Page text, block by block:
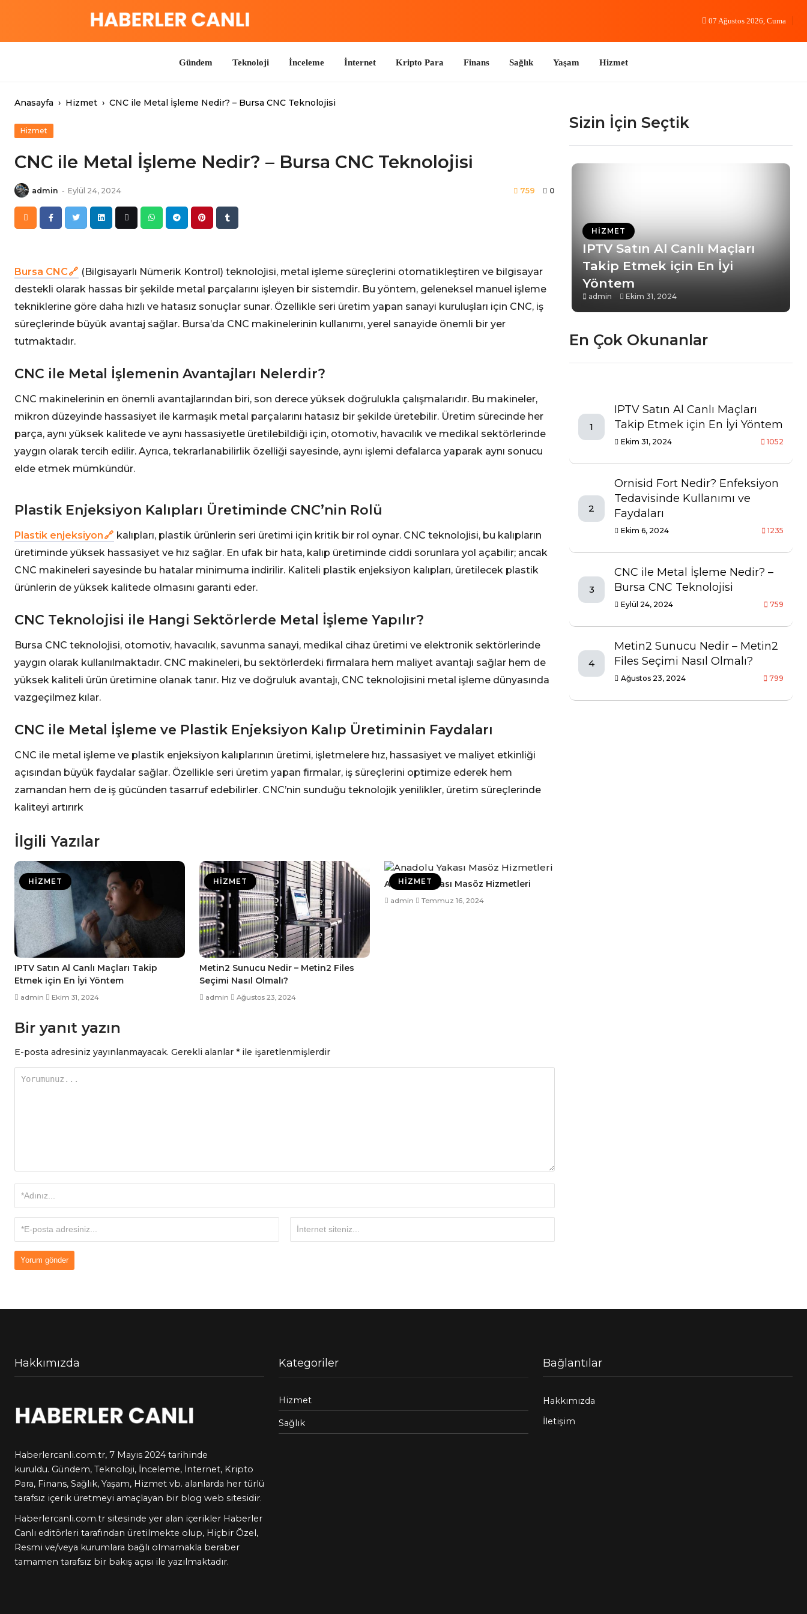
07 Ağustos 2026, Cuma
İnceleme
Anasayfa › Hizmet › CNC ile Metal İşleme Nedir? – Bursa CNC Teknolojisi
Hizmet
CNC ile Metal İşleme Nedir? – Bursa CNC Teknolojisi
admin - Eylül 24, 2024 759 0
Bursa CNC
(Bilgisayarlı Nümerik Kontrol) teknolojisi, metal işleme süreçlerini otomatikleştiren ve bilgisayar
destekli olarak hassas bir şekilde metal parçalarını işleyen bir sistemdir. Bu yöntem, geleneksel manuel işleme
tekniklerine göre daha hızlı ve hatasız sonuçlar sunar. Özellikle seri üretim yapan sanayi kuruluşları için CNC, iş
süreçlerinde büyük avantaj sağlar. Bursa’da CNC makinelerinin kullanımı, yerel sanayide önemli bir yer
tutmaktadır.
CNC ile Metal İşlemenin Avantajları Nelerdir?
CNC makinelerinin en önemli avantajlarından biri, son derece yüksek doğrulukla çalışmalarıdır. Bu makineler,
mikron düzeyinde hassasiyet ile karmaşık metal parçalarını hatasız bir şekilde üretebilir. Üretim sürecinde her
parça, aynı yüksek kalitede ve aynı hassasiyetle üretilebildiği için, otomotiv, havacılık ve medikal sektörlerinde
yaygın olarak tercih edilir. Ayrıca, tekrarlanabilirlik özelliği sayesinde, aynı işlemi defalarca yaparak aynı sonucu
elde etmek mümkündür.
Plastik Enjeksiyon Kalıpları Üretiminde CNC’nin Rolü
Plastik enjeksiyon
kalıpları, plastik ürünlerin seri üretimi için kritik bir rol oynar. CNC teknolojisi, bu kalıpların
üretiminde yüksek hassasiyet ve hız sağlar. En ufak bir hata, kalıp üretiminde ciddi sorunlara yol açabilir; ancak
CNC makineleri sayesinde bu hatalar minimuma indirilir. Kaliteli plastik enjeksiyon kalıpları, üretilecek plastik
ürünlerin de yüksek kalitede olmasını garanti eder.
CNC Teknolojisi ile Hangi Sektörlerde Metal İşleme Yapılır?
Bursa CNC teknolojisi, otomotiv, havacılık, savunma sanayi, medikal cihaz üretimi ve elektronik sektörlerinde
yaygın olarak kullanılmaktadır. CNC makineleri, bu sektörlerdeki firmalara hem maliyet avantajı sağlar hem de
yüksek kaliteli ürün üretimine olanak tanır. Hız ve doğruluk avantajı, CNC teknolojisini metal işleme dünyasında
vazgeçilmez kılar.
CNC ile Metal İşleme ve Plastik Enjeksiyon Kalıp Üretiminin Faydaları
CNC ile metal işleme ve plastik enjeksiyon kalıplarının üretimi, işletmelere hız, hassasiyet ve maliyet etkinliği
açısından büyük faydalar sağlar. Özellikle seri üretim yapan firmalar, iş süreçlerini optimize ederek hem
zamandan hem de iş gücünden tasarruf edebilirler. CNC’nin sunduğu teknolojik yenilikler, üretim süreçlerinde
kaliteyi artırırk
İlgili Yazılar
HIZMET
IPTV Satın Al Canlı Maçları Takip
Etmek için En İyi Yöntem
admin Ekim 31, 2024
HIZMET
Metin2 Sunucu Nedir – Metin2 Files
Seçimi Nasıl Olmalı?
admin Ağustos 23, 2024
HIZMET
Anadolu Yakası Masöz Hizmetleri
admin Temmuz 16, 2024
Bir yanıt yazın
E-posta adresiniz yayınlanmayacak. Gerekli alanlar * ile işaretlenmişlerdir
Sizin İçin Seçtik
HIZMET
IPTV Satın Al Canlı Maçları
Takip Etmek için En İyi
Yöntem
admin Ekim 31, 2024
En Çok Okunanlar
1
IPTV Satın Al Canlı Maçları
Takip Etmek için En İyi Yöntem
Ekim 31, 2024 1052
2
Ornisid Fort Nedir? Enfeksiyon
Tedavisinde Kullanımı ve
Faydaları
Ekim 6, 2024 1235
3
CNC ile Metal İşleme Nedir? –
Bursa CNC Teknolojisi
Eylül 24, 2024 759
4
Metin2 Sunucu Nedir – Metin2
Files Seçimi Nasıl Olmalı?
Ağustos 23, 2024 799
Hakkımızda
Haberlercanli.com.tr, 7 Mayıs 2024 tarihinde
kuruldu. Gündem, Teknoloji, İnceleme, İnternet, Kripto
Para, Finans, Sağlık, Yaşam, Hizmet vb. alanlarda her türlü
tarafsız içerik üretmeyi amaçlayan bir blog web sitesidir.
Haberlercanli.com.tr sitesinde yer alan içerikler Haberler
Canlı editörleri tarafından üretilmekte olup, Hiçbir Özel,
Resmi ve/veya kurumlara bağlı olmamakla beraber
tamamen tarafsız bir bakış açısı ile yazılmaktadır.
Kategoriler
Hizmet
Sağlık
Bağlantılar
Hakkımızda
İletişim